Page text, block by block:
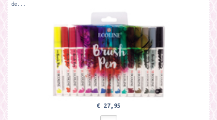
de...
€ 27,95